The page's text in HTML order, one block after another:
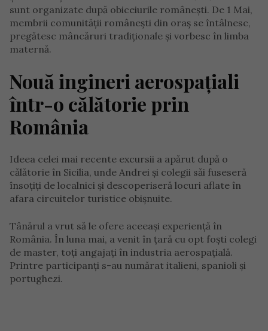
sunt organizate după obiceiurile românești. De 1 Mai,
membrii comunității românești din oraș se întâlnesc,
pregătesc mâncăruri tradiționale și vorbesc în limba
maternă.
Nouă ingineri aerospațiali
într-o călătorie prin
România
Ideea celei mai recente excursii a apărut după o
călătorie în Sicilia, unde Andrei și colegii săi fuseseră
însoțiți de localnici și descoperiseră locuri aflate în
afara circuitelor turistice obișnuite.
Tânărul a vrut să le ofere aceeași experiență în
România. În luna mai, a venit în țară cu opt foști colegi
de master, toți angajați în industria aerospațială.
Printre participanți s-au numărat italieni, spanioli și
portughezi.